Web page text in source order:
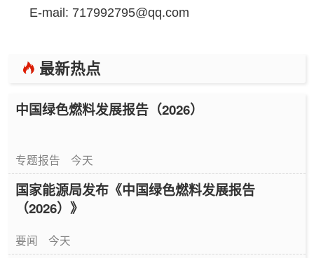
E-mail: 717992795@qq.com
最新热点
中国绿色燃料发展报告（2026）
专题报告 今天
国家能源局发布《中国绿色燃料发展报告
（2026）》
要闻 今天